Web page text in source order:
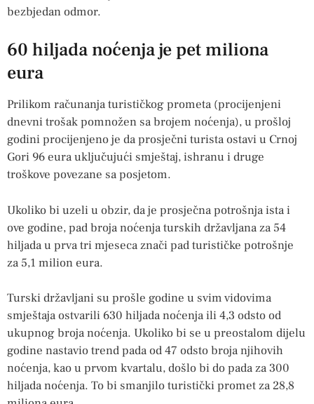
bezbjedan odmor.
60 hiljada noćenja je pet miliona
eura
Prilikom računanja turističkog prometa (procijenjeni
dnevni trošak pomnožen sa brojem noćenja), u prošloj
godini procijenjeno je da prosječni turista ostavi u Crnoj
Gori 96 eura uključujući smještaj, ishranu i druge
troškove povezane sa posjetom.
Ukoliko bi uzeli u obzir, da je prosječna potrošnja ista i
ove godine, pad broja noćenja turskih državljana za 54
hiljada u prva tri mjeseca znači pad turističke potrošnje
za 5,1 milion eura.
Turski državljani su prošle godine u svim vidovima
smještaja ostvarili 630 hiljada noćenja ili 4,3 odsto od
ukupnog broja noćenja. Ukoliko bi se u preostalom dijelu
godine nastavio trend pada od 47 odsto broja njihovih
noćenja, kao u prvom kvartalu, došlo bi do pada za 300
hiljada noćenja. To bi smanjilo turistički promet za 28,8